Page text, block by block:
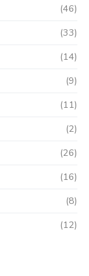
(46)
(33)
(14)
(9)
(11)
(2)
(26)
(16)
(8)
(12)